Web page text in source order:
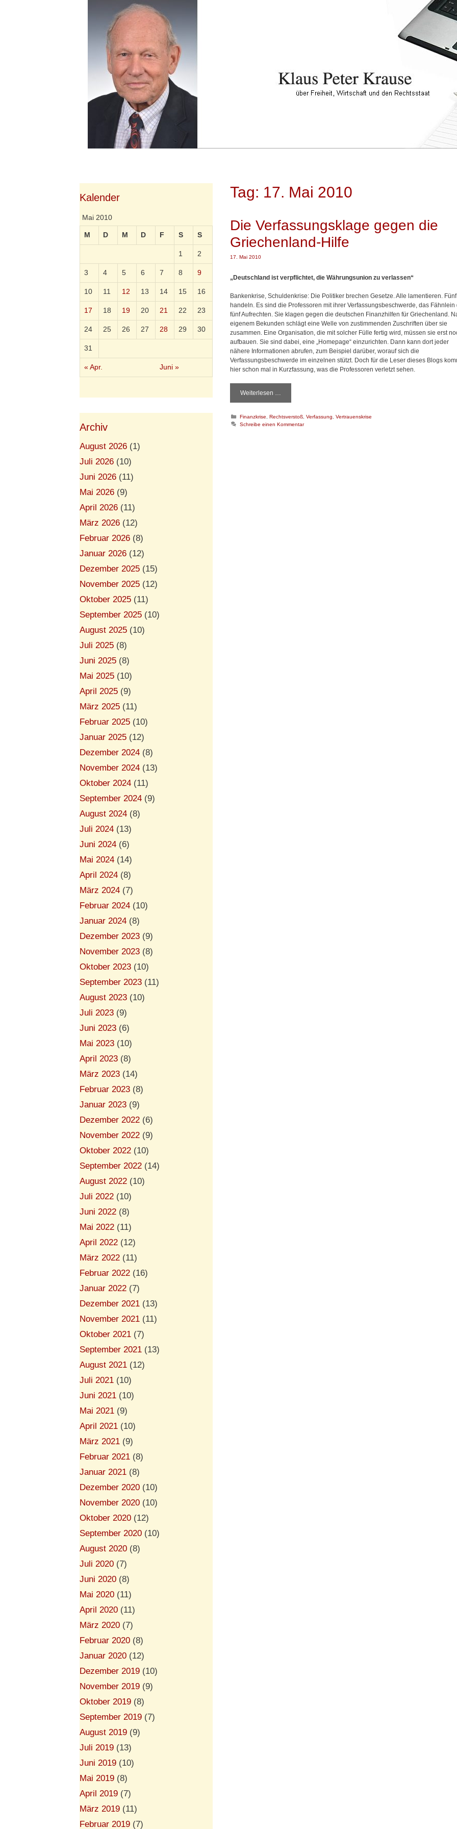
Tag: 17. Mai 2010
Die Verfassungsklage gegen die
Griechenland-Hilfe
17. Mai 2010
„Deutschland ist verpflichtet, die Währungsunion zu verlassen“
Bankenkrise, Schuldenkrise: Die Politiker brechen Gesetze. Alle lamentieren. Fünf
handeln. Es sind die Professoren mit ihrer Verfassungsbeschwerde, das Fähnlein
fünf Aufrechten. Sie klagen gegen die deutschen Finanzhilfen für Griechenland.
eigenem Bekunden schlägt eine Welle von zustimmenden Zuschriften über sie
zusammen. Eine Organisation, die mit solcher Fülle fertig wird, müssen sie erst
aufbauen. Sie sind dabei, eine „Homepage“ einzurichten. Dann kann dort jeder
nähere Informationen abrufen, zum Beispiel darüber, worauf sich die
Verfassungsbeschwerde im einzelnen stützt. Doch für die Leser dieses Blogs
hier schon mal in Kurzfassung, was die Professoren verletzt sehen.
Weiterlesen …
i
V
K
a
Finanzkrise, Rechtsverstoß,Verfassung,Vertrauenskrise
Schreibe einen Kommentar
Kalender
Mai 2010
M D M D F S S
« Apr. Juni »
1 2
3 4 5 6 7 8 9
10 11 12 13 14 15 16
17 18 19 20 21 22 23
24 25 26 27 28 29 30
31
Archiv
August 2026 (1)
Juli 2026 (10)
Juni 2026 (11)
Mai 2026 (9)
April 2026 (11)
März 2026 (12)
Februar 2026 (8)
Januar 2026 (12)
Dezember 2025 (15)
November 2025 (12)
Oktober 2025 (11)
September 2025 (10)
August 2025 (10)
Juli 2025 (8)
Juni 2025 (8)
Mai 2025 (10)
April 2025 (9)
März 2025 (11)
Februar 2025 (10)
Januar 2025 (12)
Dezember 2024 (8)
November 2024 (13)
Oktober 2024 (11)
September 2024 (9)
August 2024 (8)
Juli 2024 (13)
Juni 2024 (6)
Mai 2024 (14)
April 2024 (8)
März 2024 (7)
Februar 2024 (10)
Januar 2024 (8)
Dezember 2023 (9)
November 2023 (8)
Oktober 2023 (10)
September 2023 (11)
August 2023 (10)
Juli 2023 (9)
Juni 2023 (6)
Mai 2023 (10)
April 2023 (8)
März 2023 (14)
Februar 2023 (8)
Januar 2023 (9)
Dezember 2022 (6)
November 2022 (9)
Oktober 2022 (10)
September 2022 (14)
August 2022 (10)
Juli 2022 (10)
Juni 2022 (8)
Mai 2022 (11)
April 2022 (12)
März 2022 (11)
Februar 2022 (16)
Januar 2022 (7)
Dezember 2021 (13)
November 2021 (11)
Oktober 2021 (7)
September 2021 (13)
August 2021 (12)
Juli 2021 (10)
Juni 2021 (10)
Mai 2021 (9)
April 2021 (10)
März 2021 (9)
Februar 2021 (8)
Januar 2021 (8)
Dezember 2020 (10)
November 2020 (10)
Oktober 2020 (12)
September 2020 (10)
August 2020 (8)
Juli 2020 (7)
Juni 2020 (8)
Mai 2020 (11)
April 2020 (11)
März 2020 (7)
Februar 2020 (8)
Januar 2020 (12)
Dezember 2019 (10)
November 2019 (9)
Oktober 2019 (8)
September 2019 (7)
August 2019 (9)
Juli 2019 (13)
Juni 2019 (10)
Mai 2019 (8)
April 2019 (7)
März 2019 (11)
Februar 2019 (7)